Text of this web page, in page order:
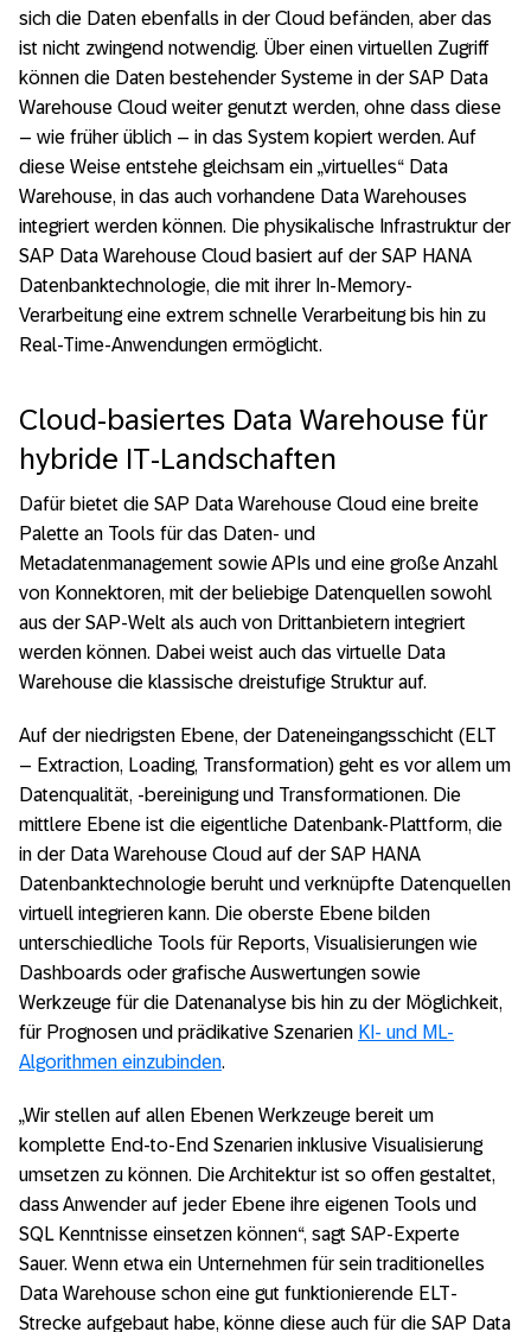
sich die Daten ebenfalls in der Cloud befänden, aber das
ist nicht zwingend notwendig. Über einen virtuellen Zugriff
können die Daten bestehender Systeme in der SAP Data
Warehouse Cloud weiter genutzt werden, ohne dass diese
– wie früher üblich – in das System kopiert werden. Auf
diese Weise entstehe gleichsam ein „virtuelles“ Data
Warehouse, in das auch vorhandene Data Warehouses
integriert werden können. Die physikalische Infrastruktur der
SAP Data Warehouse Cloud basiert auf der SAP HANA
Datenbanktechnologie, die mit ihrer In-Memory-
Verarbeitung eine extrem schnelle Verarbeitung bis hin zu
Real-Time-Anwendungen ermöglicht.
Cloud-basiertes Data Warehouse für
hybride IT-Landschaften
Dafür bietet die SAP Data Warehouse Cloud eine breite
Palette an Tools für das Daten- und
Metadatenmanagement sowie APIs und eine große Anzahl
von Konnektoren, mit der beliebige Datenquellen sowohl
aus der SAP-Welt als auch von Drittanbietern integriert
werden können. Dabei weist auch das virtuelle Data
Warehouse die klassische dreistufige Struktur auf.
Auf der niedrigsten Ebene, der Dateneingangsschicht (ELT
– Extraction, Loading, Transformation) geht es vor allem um
Datenqualität, -bereinigung und Transformationen. Die
mittlere Ebene ist die eigentliche Datenbank-Plattform, die
in der Data Warehouse Cloud auf der SAP HANA
Datenbanktechnologie beruht und verknüpfte Datenquellen
virtuell integrieren kann. Die oberste Ebene bilden
unterschiedliche Tools für Reports, Visualisierungen wie
Dashboards oder grafische Auswertungen sowie
Werkzeuge für die Datenanalyse bis hin zu der Möglichkeit,
für Prognosen und prädikative Szenarien KI- und ML-
Algorithmen einzubinden.
„Wir stellen auf allen Ebenen Werkzeuge bereit um
komplette End-to-End Szenarien inklusive Visualisierung
umsetzen zu können. Die Architektur ist so offen gestaltet,
dass Anwender auf jeder Ebene ihre eigenen Tools und
SQL Kenntnisse einsetzen können“, sagt SAP-Experte
Sauer. Wenn etwa ein Unternehmen für sein traditionelles
Data Warehouse schon eine gut funktionierende ELT-
Strecke aufgebaut habe, könne diese auch für die SAP Data